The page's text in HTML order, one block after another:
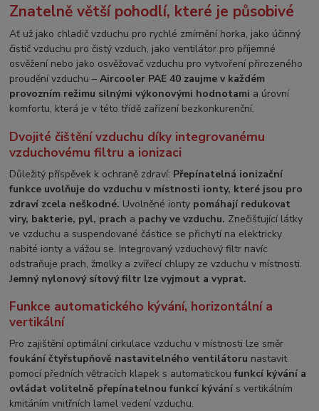
Znatelně větší pohodlí, které je působivé
Ať už jako chladič vzduchu pro rychlé zmírnění horka, jako účinný
čistič vzduchu pro čistý vzduch, jako ventilátor pro příjemné
osvěžení nebo jako osvěžovač vzduchu pro vytvoření přirozeného
proudění vzduchu –Aircooler PAE 40 zaujme v každém
provozním režimu silnými výkonovými hodnotami a úrovní
komfortu, která je v této třídě zařízení bezkonkurenční.
Dvojité čištění vzduchu díky integrovanému
vzduchovému filtru a ionizaci
Důležitý příspěvek k ochraně zdraví: Přepínatelná ionizační
funkce uvolňuje do vzduchu v místnosti ionty, které jsou pro
zdraví zcela neškodné. Uvolněné ionty pomáhají redukovat
viry, bakterie, pyl, prach a pachy ve vzduchu. Znečišťující látky
ve vzduchu a suspendované částice se přichytí na elektricky
nabité ionty a vážou se. Integrovaný vzduchový filtr navíc
odstraňuje prach, žmolky a zvířecí chlupy ze vzduchu v místnosti.
Jemný nylonový sítový filtr lze vyjmout a vyprat.
Funkce automatického kývání, horizontální a
vertikální
Pro zajištění optimální cirkulace vzduchu v místnosti lze směr
foukání čtyřstupňově nastavitelného ventilátoru nastavit
pomocí předních větracích klapek s automatickoufunkcí kývání a
ovládat volitelně přepínatelnou funkcí kývání s vertikálním
kmitáním vnitřních lamel vedení vzduchu.